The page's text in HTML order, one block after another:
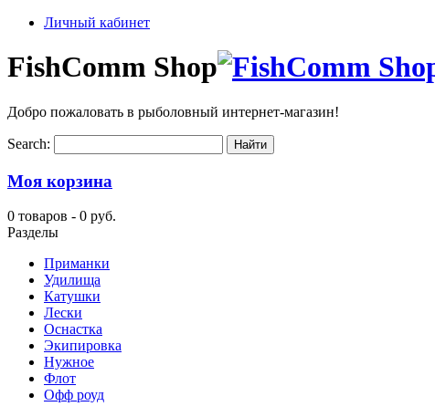
Личный кабинет
FishComm Shop
Добро пожаловать в рыболовный интернет-магазин!
Search:
Моя корзина
0 товаров - 0 руб.
Разделы
Приманки
Удилища
Катушки
Лески
Оснастка
Экипировка
Нужное
Флот
Офф роуд